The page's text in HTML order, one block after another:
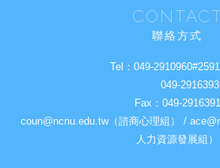
聯絡方式
Tel： 049-
049-2916393
Fax： 049-2916391
coun@ncnu.edu.tw（諮商心理組） /
人力資源發展組）